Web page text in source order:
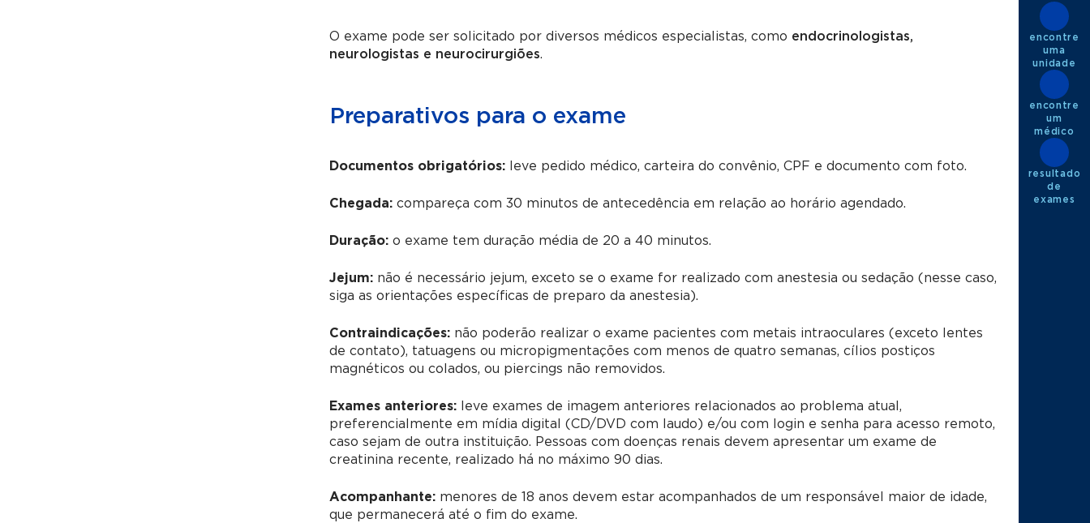
O exame pode ser solicitado por diversos médicos especialistas, como endocrinologistas,
neurologistas e neurocirurgiões.
Preparativos para o exame
Documentos obrigatórios:leve pedido médico, carteira do convênio, CPF e documento com foto.
Chegada:compareça com 30 minutos de antecedência em relação ao horário agendado.
Duração: o exame tem duração média de 20 a 40 minutos.
Jejum:não é necessário jejum, exceto se o exame for realizado com anestesia ou sedação (nesse caso,
siga as orientações específicas de preparo da anestesia).
Contraindicações: não poderão realizar o exame pacientes com metais intraoculares (exceto lentes
de contato), tatuagens ou micropigmentações com menos de quatro semanas, cílios postiços
magnéticos ou colados, ou piercings não removidos.
Exames anteriores:
leve exames de imagem anteriores relacionados ao problema atual,
preferencialmente em mídia digital (CD/DVD com laudo) e/ou com login e senha para acesso remoto,
caso sejam de outra instituição. Pessoas com doenças renais devem apresentar um exame de
creatinina recente, realizado há no máximo 90 dias.
Acompanhante:menores de 18 anos devem estar acompanhados de um responsável maior de idade,
que permanecerá até o fim do exame.
encontre
uma
unidade
encontre
um
médico
resultado
de
exames